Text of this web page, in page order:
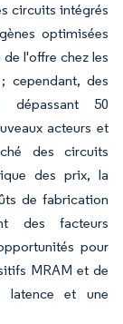
circuits intégrés
optimisées
l'offre chez les
cependant, des
dépassant 50
acteurs et
des circuits
des prix, la
de fabrication
des facteurs
pour
MRAM et de
latence et une